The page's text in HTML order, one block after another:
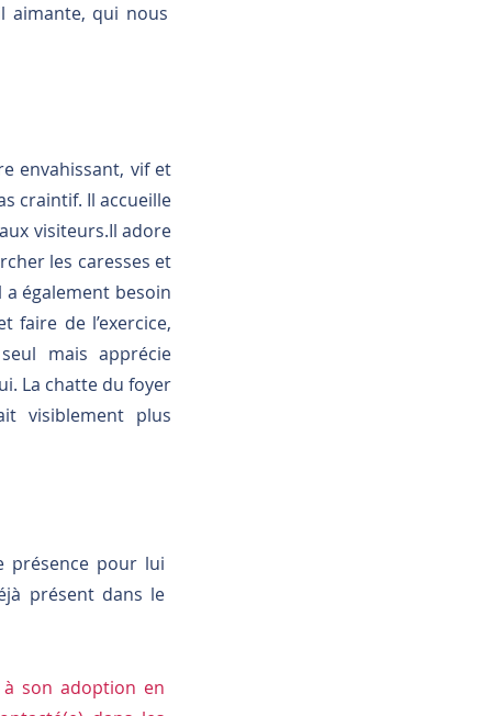
aimante, qui nous
envahissant, vif et
craintif. Il accueille
visiteurs.Il adore
les caresses et
également besoin
faire de l’exercice,
mais apprécie
La chatte du foyer
visiblement plus
présence pour lui
présent dans le
son adoption en